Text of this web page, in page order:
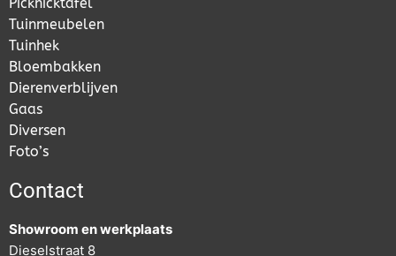
Tuinmeubelen
Tuinhek
Bloembakken
Dierenverblijven
Gaas
Diversen
Foto’s
Contact
Showroom en werkplaats
Dieselstraat 8